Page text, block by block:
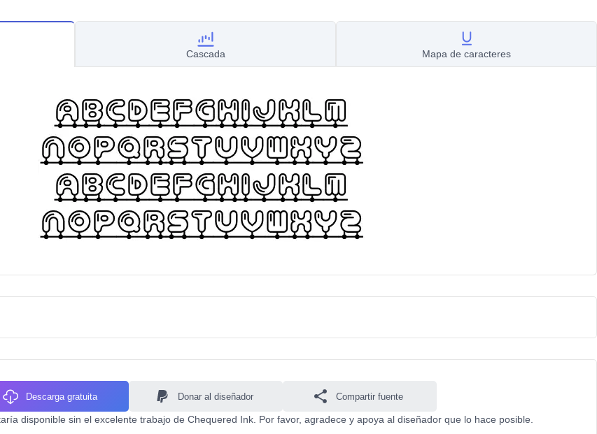
Cascada Mapa de caracteres
Descarga gratuita Donar al diseñador Compartir fuente
disponible sin el excelente trabajo de Chequered Ink. Por favor, agradece y apoya al diseñador que lo hace posible.